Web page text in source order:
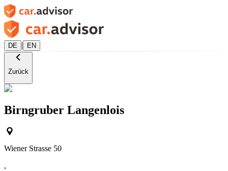
DE | EN
Zurück
Birngruber Langenlois
Wiener Strasse 50
,